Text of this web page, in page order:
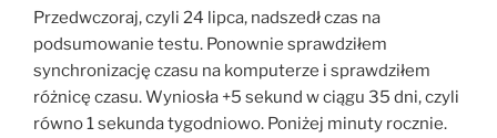
Przedwczoraj, czyli 24 lipca, nadszedł czas na
podsumowanie testu. Ponownie sprawdziłem
synchronizację czasu na komputerze i sprawdziłem
różnicę czasu. Wyniosła +5 sekund w ciągu 35 dni, czyli
równo 1 sekunda tygodniowo. Poniżej minuty rocznie.